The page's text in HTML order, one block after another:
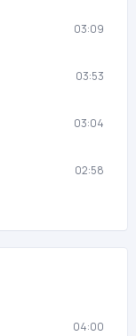
03:09
03:53
03:04
02:58
04:00